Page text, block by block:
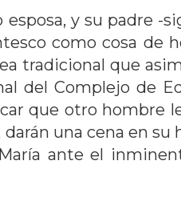
y su padre -
como cosa de
tradicional que
del Complejo de
que otro hombre
una cena en
ante el